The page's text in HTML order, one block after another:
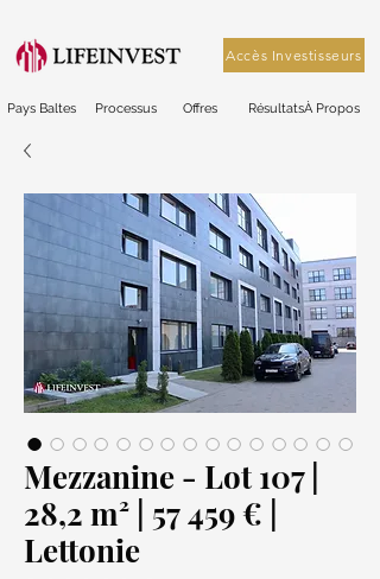
Accès Investisseurs
Processus
Pays Baltes Offres RésultatsÀ Propos
Mezzanine - Lot 107 |
28,2 m² | 57 459 € |
Lettonie